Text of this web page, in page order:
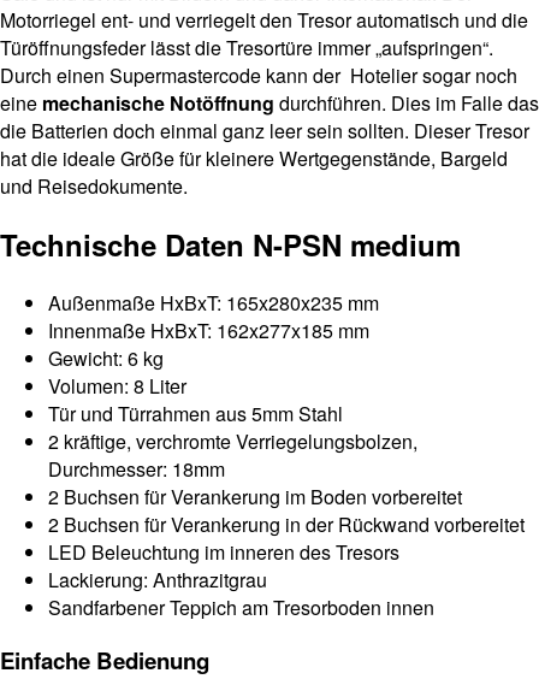
Motorriegel ent- und verriegelt den Tresor automatisch und die
Türöffnungsfeder lässt die Tresortüre immer „aufspringen“.
Durch einen Supermastercode kann der Hotelier sogar noch
eine mechanische Notöffnung durchführen. Dies im Falle das
die Batterien doch einmal ganz leer sein sollten. Dieser Tresor
hat die ideale Größe für kleinere Wertgegenstände, Bargeld
und Reisedokumente.
Technische Daten N-PSN medium
Außenmaße HxBxT: 165x280x235 mm
Innenmaße HxBxT: 162x277x185 mm
Gewicht: 6 kg
Volumen: 8 Liter
Tür und Türrahmen aus 5mm Stahl
2 kräftige, verchromte Verriegelungsbolzen,
Durchmesser: 18mm
2 Buchsen für Verankerung im Boden vorbereitet
2 Buchsen für Verankerung in der Rückwand vorbereitet
LED Beleuchtung im inneren des Tresors
Lackierung: Anthrazitgrau
Sandfarbener Teppich am Tresorboden innen
Einfache Bedienung